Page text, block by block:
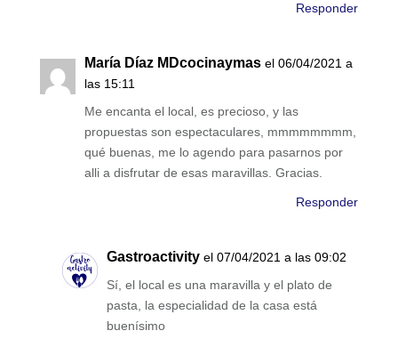
Responder
María Díaz MDcocinaymas el 06/04/2021 a
las 15:11
Me encanta el local, es precioso, y las
propuestas son espectaculares, mmmmmmmm,
qué buenas, me lo agendo para pasarnos por
alli a disfrutar de esas maravillas. Gracias.
Responder
Gastroactivity el 07/04/2021 a las 09:02
Sí, el local es una maravilla y el plato de
pasta, la especialidad de la casa está
buenísimo